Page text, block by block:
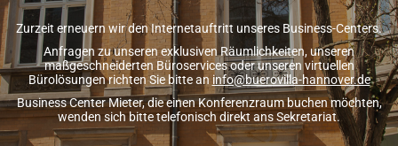
Zurzeit erneuern wir den Internetauftritt unseres Business-Centers.
Anfragen zu unseren exklusiven Räumlichkeiten, unseren
maßgeschneiderten Büroservices oder unseren virtuellen
Bürolösungen richten Sie bitte an info@buerovilla-hannover.de
Business Center Mieter, die einen Konferenzraum buchen möchten,
wenden sich bitte telefonisch direkt ans Sekretariat.